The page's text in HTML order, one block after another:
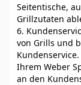
Seitentische,
Grillzutaten
6.
von Grills und
Ihrem Weber
an den